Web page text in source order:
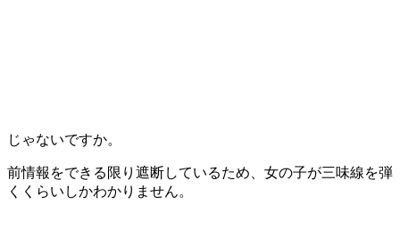
じゃないですか。
前情報をできる限り遮断しているため、女の子が三味線を弾
くくらいしかわかりません。